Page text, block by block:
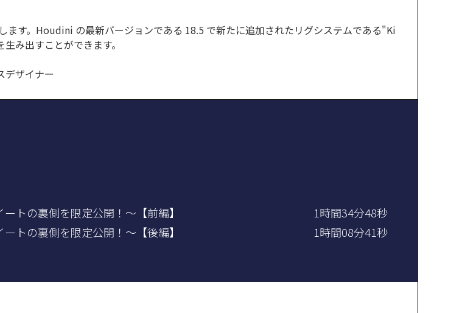
す。Houdini の最新バージョンである 18.5 で新たに追加されたリグシステムである"Ki
み出すことができます。
デザイナー
トの裏側を限定公開！～【前編】
1時間34分48秒
トの裏側を限定公開！～【後編】
1時間08分41秒